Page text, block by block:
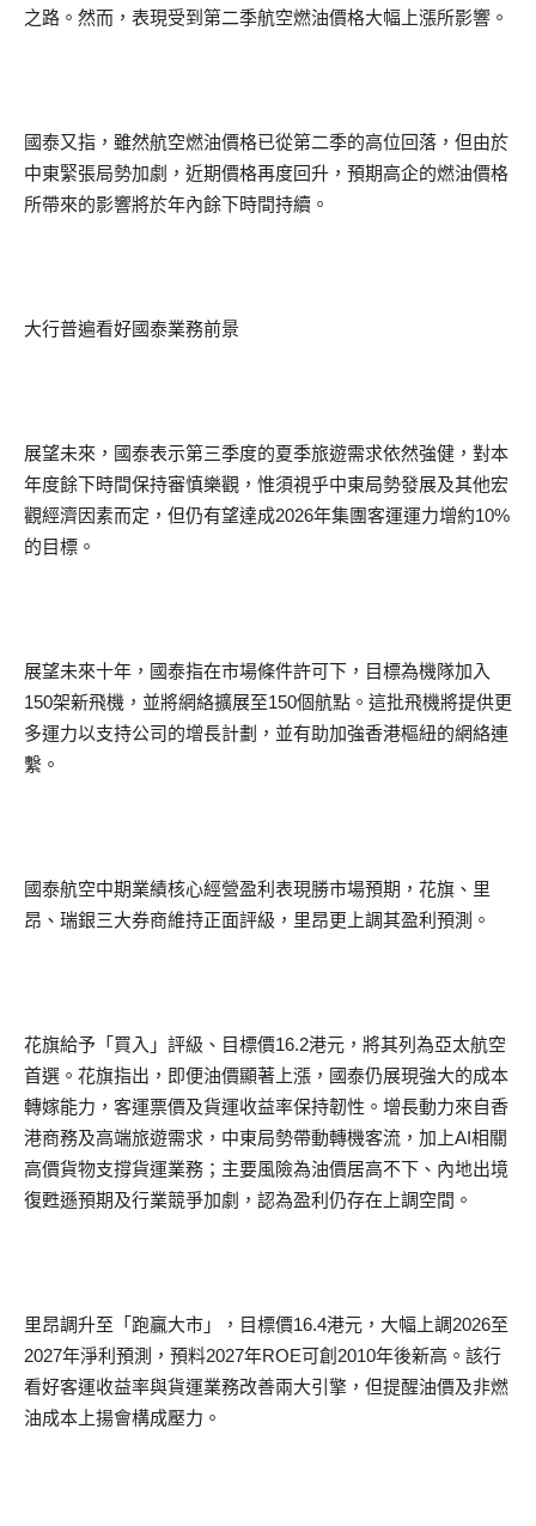
之路。然而，表現受到第二季航空燃油價格大幅上漲所影響。
國泰又指，雖然航空燃油價格已從第二季的高位回落，但由於
中東緊張局勢加劇，近期價格再度回升，預期高企的燃油價格
所帶來的影響將於年內餘下時間持續。
大行普遍看好國泰業務前景
展望未來，國泰表示第三季度的夏季旅遊需求依然強健，對本
年度餘下時間保持審慎樂觀，惟須視乎中東局勢發展及其他宏
觀經濟因素而定，但仍有望達成2026年集團客運運力增約10%
的目標。
展望未來十年，國泰指在市場條件許可下，目標為機隊加入
150架新飛機，並將網絡擴展至150個航點。這批飛機將提供更
多運力以支持公司的增長計劃，並有助加強香港樞紐的網絡連
繫。
國泰航空中期業績核心經營盈利表現勝市場預期，花旗、里
昂、瑞銀三大券商維持正面評級，里昂更上調其盈利預測。
花旗給予「買入」評級、目標價16.2港元，將其列為亞太航空
首選。花旗指出，即便油價顯著上漲，國泰仍展現強大的成本
轉嫁能力，客運票價及貨運收益率保持韌性。增長動力來自香
港商務及高端旅遊需求，中東局勢帶動轉機客流，加上AI相關
高價貨物支撐貨運業務；主要風險為油價居高不下、內地出境
復甦遜預期及行業競爭加劇，認為盈利仍存在上調空間。
里昂調升至「跑贏大市」，目標價16.4港元，大幅上調2026至
2027年淨利預測，預料2027年ROE可創2010年後新高。該行
看好客運收益率與貨運業務改善兩大引擎，但提醒油價及非燃
油成本上揚會構成壓力。